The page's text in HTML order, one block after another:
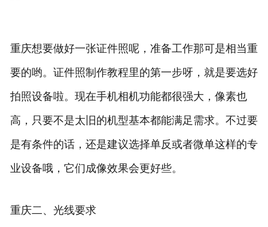
重庆想要做好一张证件照呢，准备工作那可是相当重
要的哟。证件照制作教程里的第一步呀，就是要选好
拍照设备啦。现在手机相机功能都很强大，像素也
高，只要不是太旧的机型基本都能满足需求。不过要
是有条件的话，还是建议选择单反或者微单这样的专
业设备哦，它们成像效果会更好些。
重庆二、光线要求